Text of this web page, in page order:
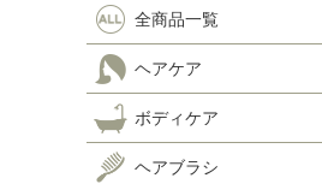
全商品一覧
ヘアケア
シャンプー
ヘアトリートメント
全商品一覧
ヘアケア
ボディケア
ヘアブラシ